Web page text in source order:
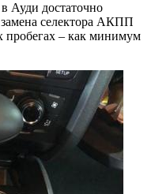
Ауди достаточно
селектора АКПП
пробегах – как минимум